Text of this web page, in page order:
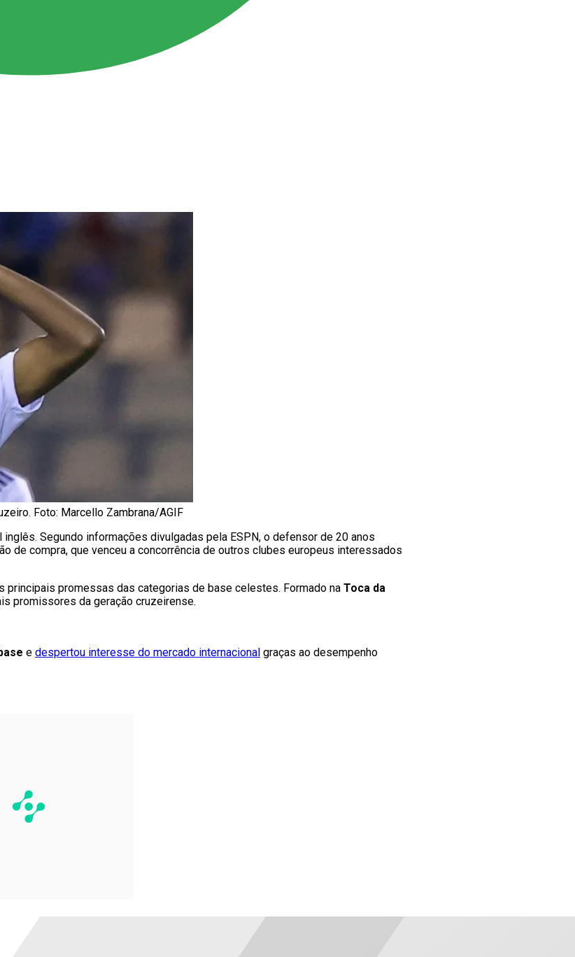
Foto: Marcello Zambrana/AGIF
inglês. Segundo informações divulgadas pela ESPN, o defensor de 20 anos
de compra, que venceu a concorrência de outros clubes europeus interessados
principais promessas das categorias de base celestes. Formado na Toca da
promissores da geração cruzeirense.
e despertou interesse do mercado internacional graças ao desempenho